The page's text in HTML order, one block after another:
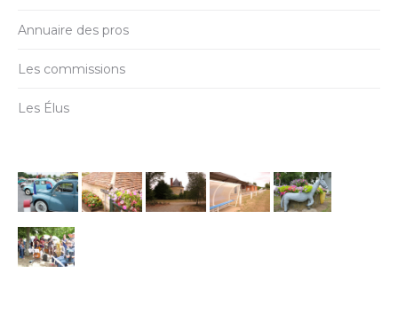
Annuaire des pros
Les commissions
Les Élus